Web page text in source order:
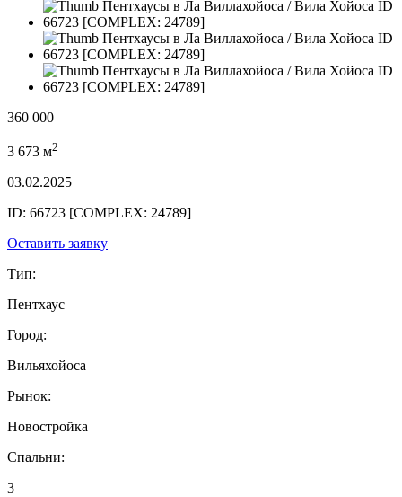
360 000
3 673 м2
03.02.2025
ID: 66723 [COMPLEX: 24789]
Оставить заявку
Тип:
Пентхаус
Город:
Вильяхойоса
Рынок:
Новостройка
Спальни:
3